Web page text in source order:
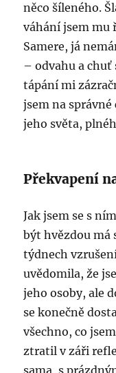
něco šíleného.
váhání jsem mu
Samere, já
– odvahu a chuť
tápání mi
jsem na správné
jeho světa,
Překvapení
Jak jsem se s
být hvězdou má
týdnech
uvědomila, že
jeho osoby, ale
se konečně
všechno, co
ztratil v záři